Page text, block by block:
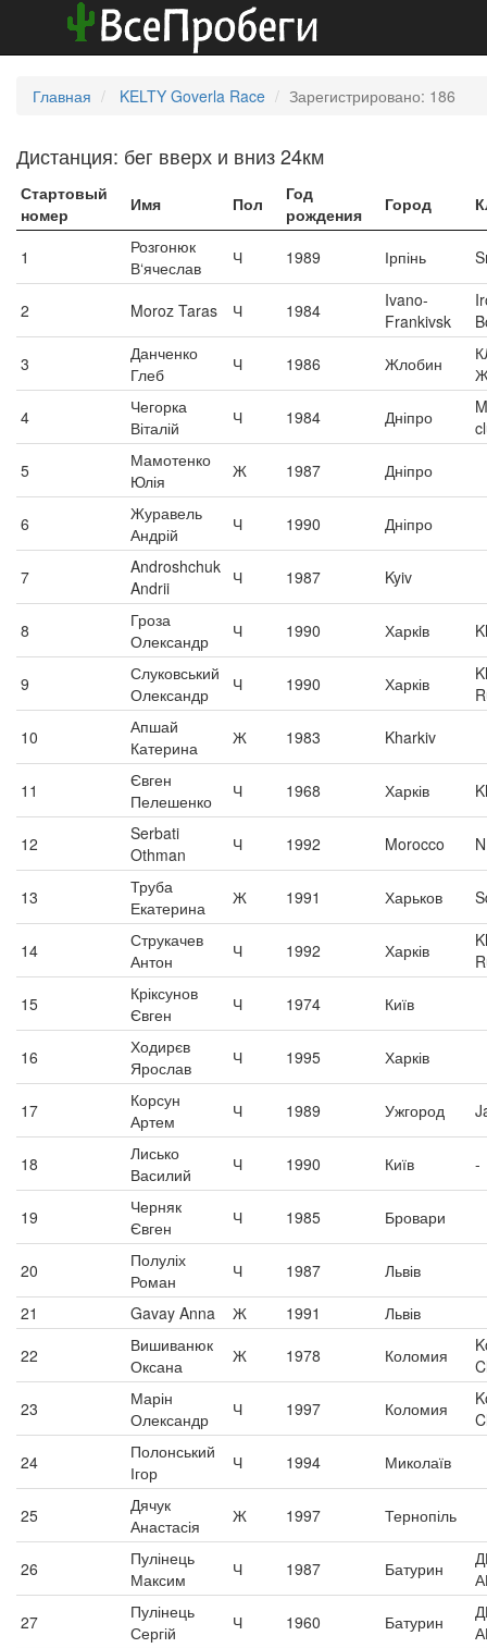
Главная KELTY Goverla Race Зарегистрировано: 186
Дистанция: бег вверх и вниз 24км
Стартовый
номер
Имя Пол
Год
рождения
Город
1
Розгонюк
В‘ячеслав
Ч 1989 Ірпінь
2 Moroz Taras Ч 1984
Ivano-
Frankivsk
3
Данченко
Глеб
Ч 1986 Жлобин
4
Чегорка
Віталій
Ч 1984 Дніпро
5
Мамотенко
Юлія
Ж 1987 Дніпро
6
Журавель
Андрій
Ч 1990 Дніпро
7
Androshchuk
Andrii
Ч 1987 Kyiv
8
Гроза
Олександр
Ч 1990 Харкiв
9
Слуковський
Олександр
Ч 1990 Харків
10
Апшай
Катерина
Ж 1983 Kharkiv
11
Євген
Пелешенко
Ч 1968 Харків
12
Serbati
Othman
Ч 1992 Morocco
13
Труба
Екатерина
Ж 1991 Харьков
14
Струкачев
Антон
Ч 1992 Харків
15
Кріксунов
Євген
Ч 1974 Київ
16
Ходирєв
Ярослав
Ч 1995 Харків
17
Корсун
Артем
Ч 1989 Ужгород
18
Лисько
Василий
Ч 1990 Київ -
19
Черняк
Євген
Ч 1985 Бровари
20
Полуліх
Роман
Ч 1987
Львів
21
Gavay Anna Ж 1991
Львів
22
Вишиванюк
Оксана
Ж 1978 Коломия
23
Марін
Олександр
Ч 1997 Коломия
24
Полонський
Ігор
Ч 1994 Миколаїв
25
Дячук
Анастасія
Ж 1997 Тернопіль
26
Пулінець
Максим
Ч 1987 Батурин
27
Пулінець
Сергій
Ч 1960 Батурин